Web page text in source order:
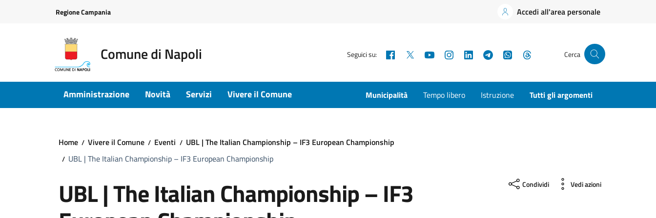
Regione Campania Accedi all'area personale
Comune di Napoli Seguici su: Facebook YouTubeInstagramLinkedInTelegramWhatsApp Cerca
Amministrazione Novità Servizi Vivere il Comune Municipalità Tempo libero Istruzione Tutti gli argomenti
Home Vivere il Comune Eventi
UBL | The Italian Championship – IF3 European Championship
UBL | The Italian Championship – IF3 European Championship
UBL | The Italian Championship – IF3 Condividi Vedi azioni